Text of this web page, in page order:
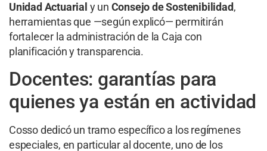
Unidad Actuarial y un Consejo de Sostenibilidad,
herramientas que —según explicó— permitirán
fortalecer la administración de la Caja con
planificación y transparencia.
Docentes: garantías para
quienes ya están en actividad
Cosso dedicó un tramo específico a los regímenes
especiales, en particular al docente, uno de los